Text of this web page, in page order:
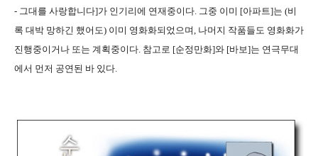
- 그대를 사랑합니다]가 인기리에 연재중이다. 그중 이미 [아파트]는 (비
록 대박 망하긴 했어도) 이미 영화화되었으며, 나머지 작품들도 영화화가
진행중이거나 또는 계획중이다. 참고로 [순정만화]와 [바보]는 연극무대
에서 먼저 공연된 바 있다.